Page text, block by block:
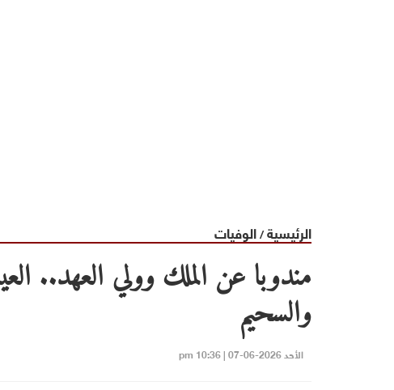
الرئيسية/الوفيات
مندوبا عن الملك وولي العهد..
والسحيم
الأحد 2026-06-07 | 10:36 pm